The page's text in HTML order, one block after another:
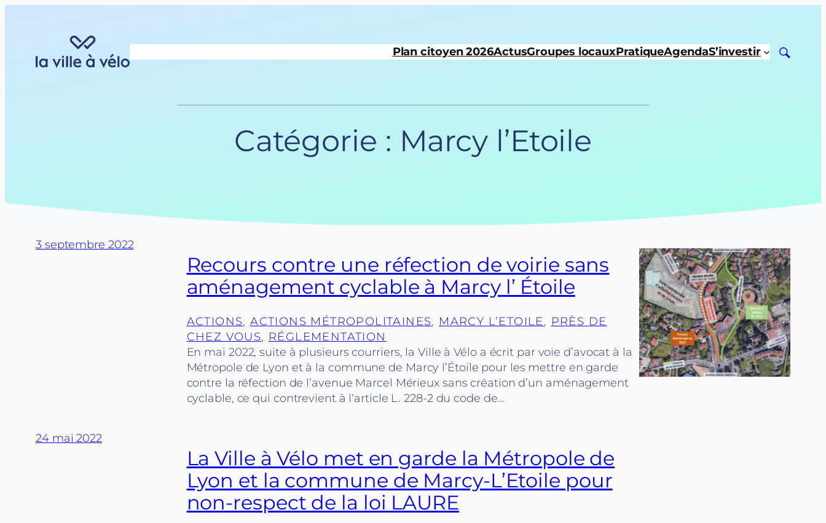
Plan citoyen 2026ActusGroupes locauxPratiqueAgendaS’investir
Catégorie : Marcy l’Etoile
3 septembre 2022
Recours contre une réfection de voirie sans
aménagement cyclable à Marcy l’ Étoile
ACTIONS, ACTIONS MÉTROPOLITAINES, MARCY L’ETOILE, PRÈS DE
CHEZ VOUS, RÉGLEMENTATION
En mai 2022, suite à plusieurs courriers, la Ville à Vélo a écrit par voie d’avocat à la
Métropole de Lyon et à la commune de Marcy l’Étoile pour les mettre en garde
contre la réfection de l’avenue Marcel Mérieux sans création d’un aménagement
cyclable, ce qui contrevient à l‘article L. 228-2 du code de…
24 mai 2022
La Ville à Vélo met en garde la Métropole de
Lyon et la commune de Marcy-L’Etoile pour
non-respect de la loi LAURE